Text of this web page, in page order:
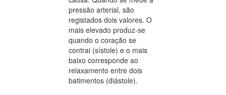
pressão arterial, são
registados dois valores. O
mais elevado produz-se
quando o coração se
contrai (sístole) e o mais
baixo corresponde ao
relaxamento entre dois
batimentos (diástole).